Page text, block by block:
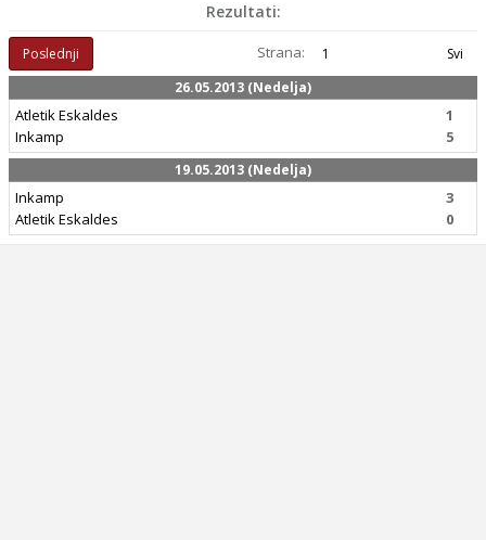
Rezultati:
Poslednji Strana: 1
Svi
26.05.2013 (Nedelja)
Atletik Eskaldes
Inkamp
1
5
19.05.2013 (Nedelja)
Inkamp
Atletik Eskaldes
3
0